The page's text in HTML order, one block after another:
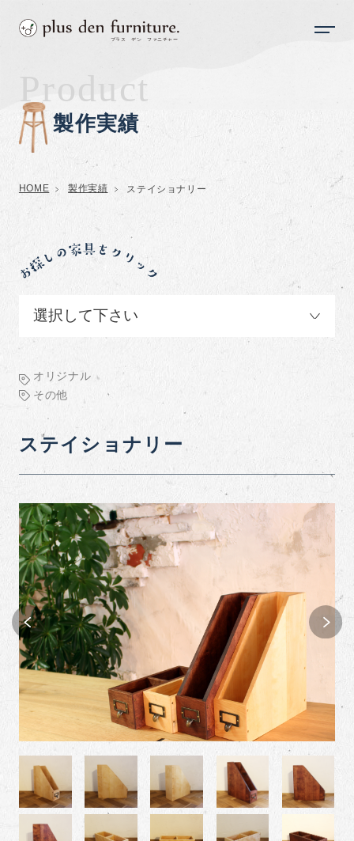
Product
製作実績
HOME 製作実績 ステイショナリー
オリジナル
その他
ステイショナリー